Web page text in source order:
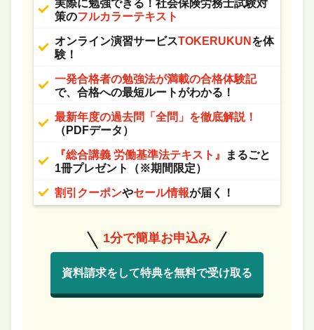
実際に勉強できる！社会保険労務士試験対
策のフルカラーテキスト
オンライン演習サービスTOKERUKUN を体
験！
一発合格者の勉強法が満載の合格体験記
で、合格への最短ルートがわかる！
最新年度の過去問「全問」を徹底解説！
（PDFデータ）
『総合講義 労働基準法テキスト』
まるごと
1冊プレゼント（※期間限定）
割引クーポンやセール情報が届く！
1分で簡単お申込み
資料請求をして特典を無料で受け取る